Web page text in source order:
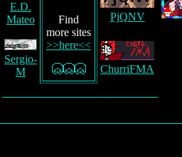
E.D.
Mateo
Find
more sites
>>here<<
PjQNV
Sergio-
M
ChurriFMA